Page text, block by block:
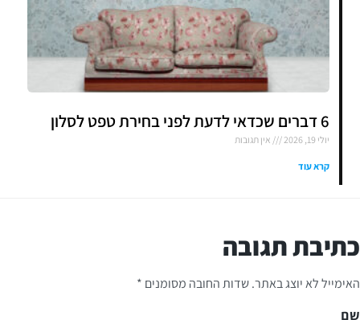
6 דברים שכדאי לדעת לפני בחירת טפט לסלון
יולי 19, 2026 אין תגובות
קרא עוד
כתיבת תגובה
האימייל לא יוצג באתר.שדות החובה מסומנים *
שם